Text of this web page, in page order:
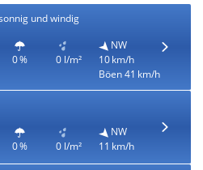
und windig
0 % 0 l/m²
NW
10 km/h
Böen 41 km/h
0 % 0 l/m²
NW
11 km/h